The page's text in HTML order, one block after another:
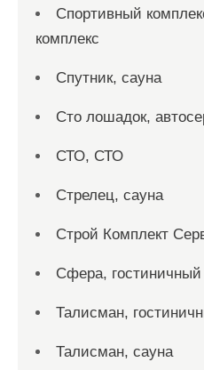
Спортивный
комплекс
Спутник, сауна
Сто лошадок,
СТО, СТО
Стрелец, сауна
Строй Комплект
Сфера, гостиничный
Талисман,
Талисман, сауна